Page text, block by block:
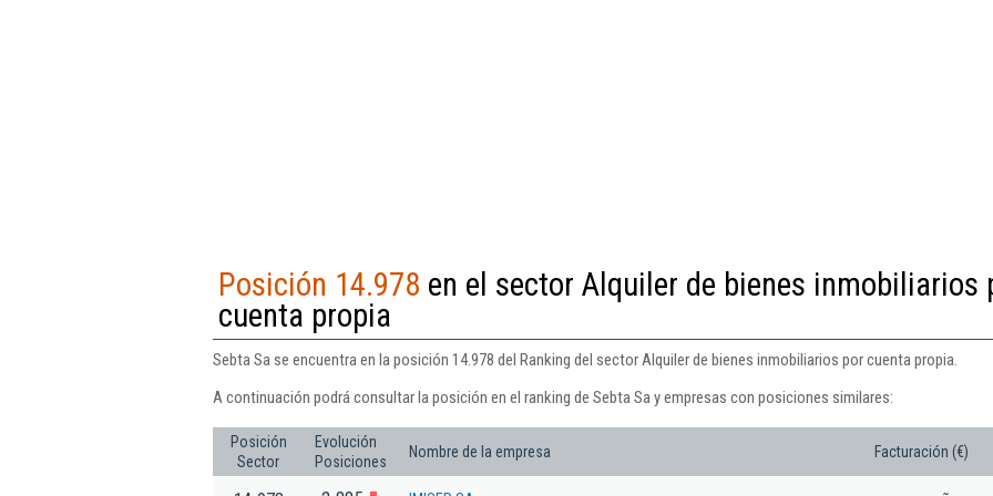
Posición 14.978 en el sector Alquiler de bienes inmobiliarios
cuenta propia
Sebta Sa se encuentra en la posición 14.978 del Ranking del sector Alquiler de bienes inmobiliarios por cuenta propia.
A continuación podrá consultar la posición en el ranking de Sebta Sa y empresas con posiciones similares:
Posición
Sector
Evolución
Posiciones
Nombre de la empresa Facturación (€)